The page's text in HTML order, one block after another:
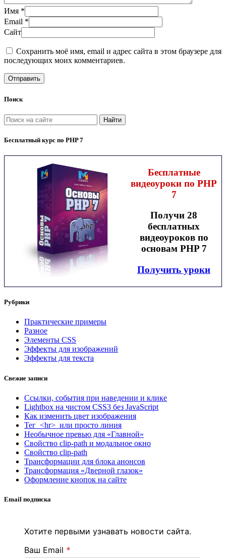
Имя *
Email *
Сайт
Сохранить моё имя, email и адрес сайта в этом браузере для
последующих моих комментариев.
Поиск
Найти
Бесплатный курс по PHP 7
Бесплатные
видеоуроки по PHP
7
Получи 28
бесплатных
видеоуроков по
основам PHP 7
Получить уроки
Рубрики
Практические примеры
Разное
Элементы CSS
Эффекты для изображений
Эффекты для текста
Свежие записи
Ссылки, события при наведении и клике
Lightbox на чистом CSS3 без JavaScript
Как изменить цвет изображения
Тег <hr> или просто линия
Необычное превью для «Главной»
Свойство clip-path и модальное окно
Свойство clip-path
Трансформации для блока анонсов
Трансформация «Дверной глазок»
Оформление кнопок на сайте
Email подписка
Хотите первыми узнавать новости сайта.
Ваш Email *